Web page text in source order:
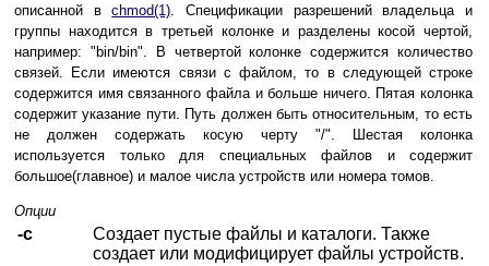
описанной вchmod(1). Спецификации разрешений владельца и
группы находится в третьей колонке и разделены косой чертой,
например: "bin/bin". В четвертой колонке содержится количество
связей. Если имеются связи с файлом, то в следующей строке
содержится имя связанного файла и больше ничего. Пятая колонка
содержит указание пути. Путь должен быть относительным, то есть
не должен содержать косую черту "/". Шестая колонка
используется только для специальных файлов и содержит
большое(главное) и малое числа устройств или номера томов.
Опции
-c
Создает пустые файлы и каталоги. Также
создает или модифицирует файлы устройств.